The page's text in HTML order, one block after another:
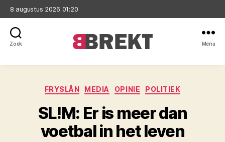
8 augustus 2026 01:20
Zoek Menu
Categorieën
FRYSLÂN MEDIA OPINIE POLITIEK
SL!M: Er is meer dan
voetbal in het leven